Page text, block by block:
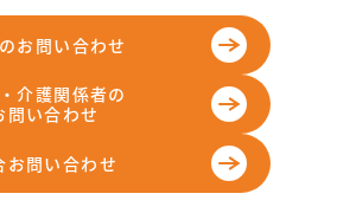
お問い合わせ
介護関係者の
問い合わせ
お問い合わせ